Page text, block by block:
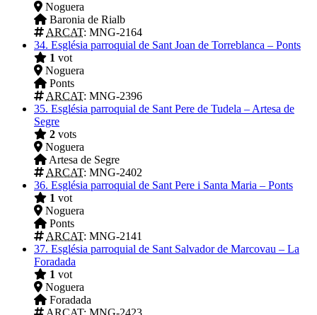
Noguera
Baronia de Rialb
ARCAT: MNG-2164
34. Església parroquial de Sant Joan de Torreblanca – Ponts
1 vot
Noguera
Ponts
ARCAT: MNG-2396
35. Església parroquial de Sant Pere de Tudela – Artesa de
Segre
2 vots
Noguera
Artesa de Segre
ARCAT: MNG-2402
36. Església parroquial de Sant Pere i Santa Maria – Ponts
1 vot
Noguera
Ponts
ARCAT: MNG-2141
37. Església parroquial de Sant Salvador de Marcovau – La
Foradada
1 vot
Noguera
Foradada
ARCAT: MNG-2423